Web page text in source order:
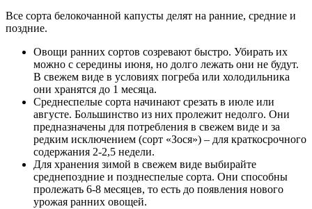
Все сорта белокочанной капусты делят на ранние, средние и
поздние.
Овощи ранних сортов созревают быстро. Убирать их
можно с середины июня, но долго лежать они не будут.
В свежем виде в условиях погреба или холодильника
они хранятся до 1 месяца.
Среднеспелые сорта начинают срезать в июле или
августе. Большинство из них пролежит недолго. Они
предназначены для потребления в свежем виде и за
редким исключением (сорт «Зося») – для краткосрочного
содержания 2-2,5 недели.
Для хранения зимой в свежем виде выбирайте
среднепоздние и позднеспелые сорта. Они способны
пролежать 6-8 месяцев, то есть до появления нового
урожая ранних овощей.